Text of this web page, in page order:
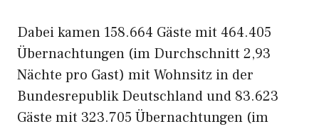
Dabei kamen 158.664 Gäste mit 464.405
Übernachtungen (im Durchschnitt 2,93
Nächte pro Gast) mit Wohnsitz in der
Bundesrepublik Deutschland und 83.623
Gäste mit 323.705 Übernachtungen (im